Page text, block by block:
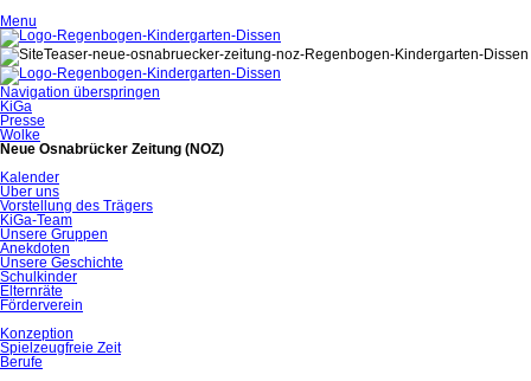
Menu
Navigation überspringen
KiGa
Presse
Wolke
Neue Osnabrücker Zeitung (NOZ)
Kalender
Über uns
Vorstellung des Trägers
KiGa-Team
Unsere Gruppen
Anekdoten
Unsere Geschichte
Schulkinder
Elternräte
Förderverein
Konzeption
Spielzeugfreie Zeit
Berufe